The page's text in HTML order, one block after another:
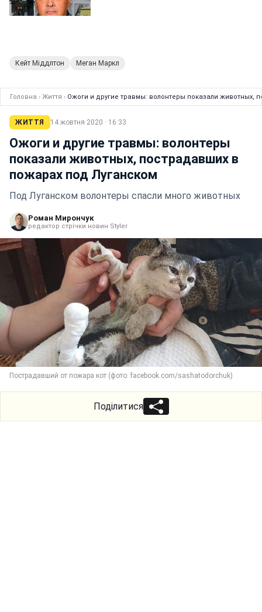
Кейт Міддлтон Меган Маркл
Головна › Життя › Ожоги и другие травмы: волонтеры показали животных,
ЖИТТЯ 14 жовтня 2020 · 16:33
Ожоги и другие травмы: волонтеры
показали животных, пострадавших в
пожарах под Луганском
Под Луганском волонтеры спасли много животных
Роман Мирончук
редактор стрічки новин Styler
Пострадавший от пожара кот (фото: facebook.com/sashatodorchuk)
Поділитися